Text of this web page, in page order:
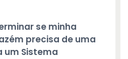
se minha
precisa de uma
um Sistema